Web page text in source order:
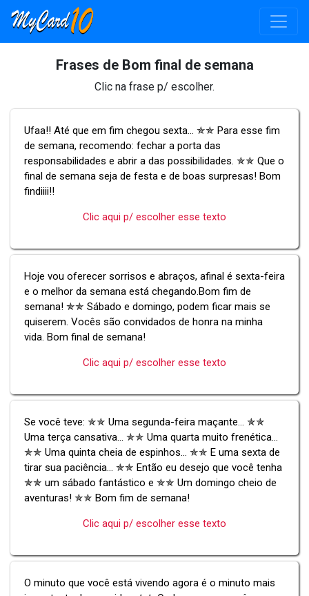
Frases de Bom final de semana
Clic na frase p/ escolher.
Ufaa!! Até que em fim chegou sexta... ✯✯ Para esse fim
de semana, recomendo: fechar a porta das
responsabilidades e abrir a das possibilidades. ✯✯ Que o
final de semana seja de festa e de boas surpresas! Bom
findiiii!!
Clic aqui p/ escolher esse texto
Hoje vou oferecer sorrisos e abraços, afinal é sexta-feira
e o melhor da semana está chegando.Bom fim de
semana! ✯✯ Sábado e domingo, podem ficar mais se
quiserem. Vocês são convidados de honra na minha
vida. Bom final de semana!
Clic aqui p/ escolher esse texto
Se você teve: ✯✯ Uma segunda-feira maçante... ✯✯
Uma terça cansativa... ✯✯ Uma quarta muito frenética...
✯✯ Uma quinta cheia de espinhos... ✯✯ E uma sexta de
tirar sua paciência... ✯✯ Então eu desejo que você tenha
✯✯ um sábado fantástico e ✯✯ Um domingo cheio de
aventuras! ✯✯ Bom fim de semana!
Clic aqui p/ escolher esse texto
O minuto que você está vivendo agora é o minuto mais